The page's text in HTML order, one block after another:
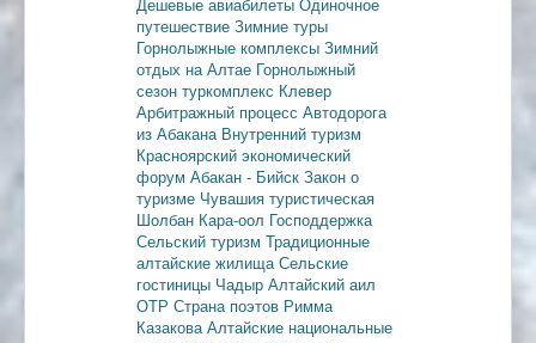
путешествие Зимние туры
Горнолыжные комплексы Зимний
отдых на Алтае Горнолыжный
сезон туркомплекс Клевер
Арбитражный процесс Автодорога
из Абакана Внутренний туризм
Красноярский экономический
форум Абакан - Бийск Закон о
туризме Чувашия туристическая
Шолбан Кара-оол Господдержка
Сельский туризм Традиционные
алтайские жилища Сельские
гостиницы Чадыр Алтайский аил
ОТР Страна поэтов Римма
Казакова Алтайские национальные